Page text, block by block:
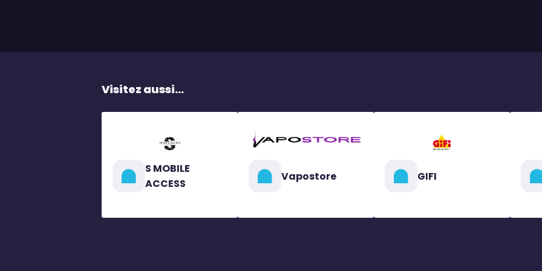
Visitez aussi...
S MOBILE
ACCESS
Vapostore GIFI